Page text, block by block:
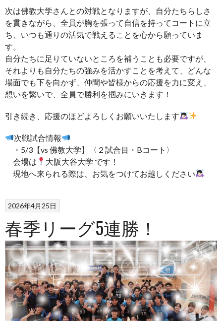
次は佛教大学さんとの対戦となりますが、自分たちらしさ
を貫きながら、全員が胸を張って自信を持ってコートに立
ち、いつも通りの活気で戦えることを心から願っていま
す。
自分たちに足りていないところを補うことも必要ですが、
それよりも自分たちの強みを活かすことを考えて、どんな
場面でも下を向かず、仲間や皆様からの応援を力に変え、
想いを繋いで、全員で勝利を掴みにいきます！
引き続き、応援のほどよろしくお願いいたします
次戦試合情報
・5/3【vs 佛教大学】〈２試合目・Bコート〉
会場は
大阪大谷大学 です！
現地へ来られる際は、お気をつけてお越しください
2026年4月25日
春季リーグ5連勝！